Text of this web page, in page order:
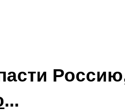
...